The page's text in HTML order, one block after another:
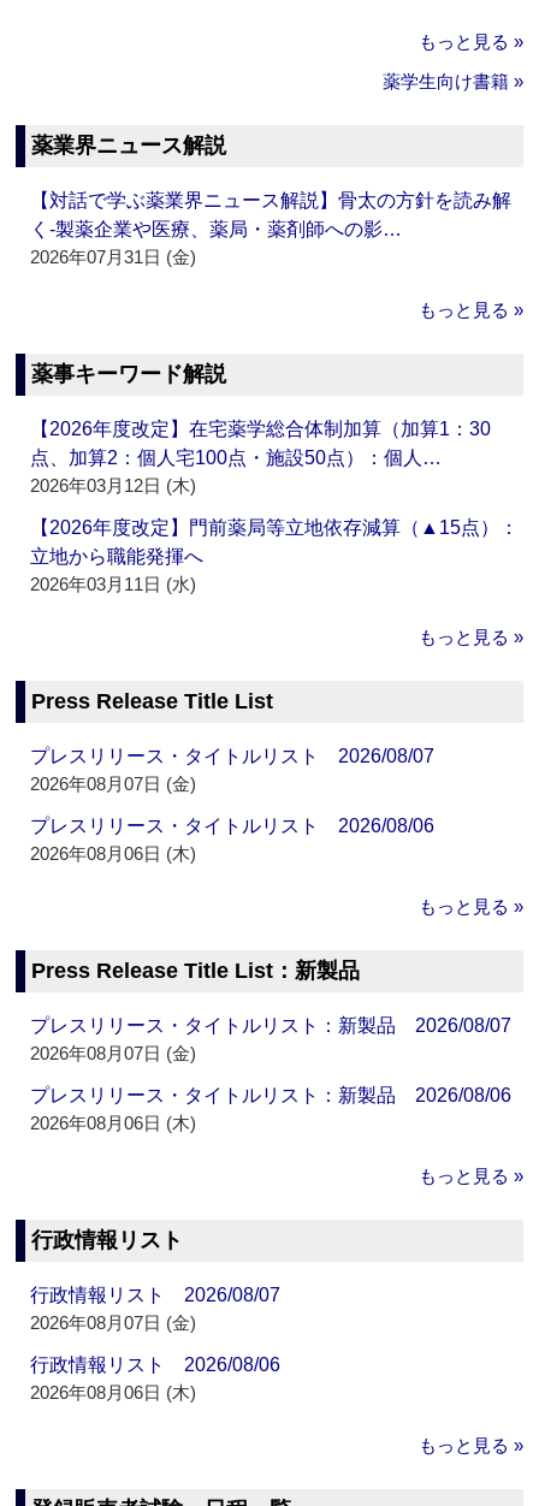
もっと見る »
薬学生向け書籍 »
薬業界ニュース解説
【対話で学ぶ薬業界ニュース解説】骨太の方針を読み解
く‐製薬企業や医療、薬局・薬剤師への影…
2026年07月31日 (金)
もっと見る »
薬事キーワード解説
【2026年度改定】在宅薬学総合体制加算（加算1：30
点、加算2：個人宅100点・施設50点）：個人…
2026年03月12日 (木)
【2026年度改定】門前薬局等立地依存減算（▲15点）：
立地から職能発揮へ
2026年03月11日 (水)
もっと見る »
Press Release Title List
プレスリリース・タイトルリスト 2026/08/07
2026年08月07日 (金)
プレスリリース・タイトルリスト 2026/08/06
2026年08月06日 (木)
もっと見る »
Press Release Title List：新製品
プレスリリース・タイトルリスト：新製品 2026/08/07
2026年08月07日 (金)
プレスリリース・タイトルリスト：新製品 2026/08/06
2026年08月06日 (木)
もっと見る »
行政情報リスト
行政情報リスト 2026/08/07
2026年08月07日 (金)
行政情報リスト 2026/08/06
2026年08月06日 (木)
もっと見る »